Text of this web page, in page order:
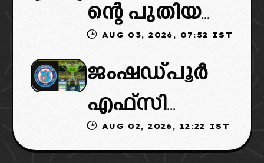
കോടതിയുടെ
നീക്കവും
നിർണായകം
ടീമിനെ
ഉൾപ്പെടുത്താ
ൻ
എഐഎഫ്എ
ഫ്: വരുന്നത്
ന്റെ പുതിയ
ഉടമകളിൽ
മലബാറിൽ
നിന്നുള്ള
ബിസിനസ്
AUG 03, 2026, 07:52 IST
ജംഷഡ്പൂർ
എഫ്സി
മടങ്ങിവരും!:
AUG 02, 2026, 12:22 IST